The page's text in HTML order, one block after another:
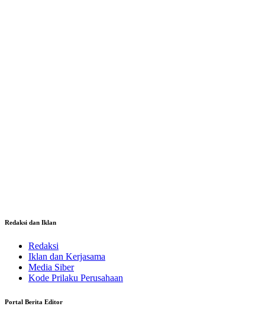
Redaksi dan Iklan
Redaksi
Iklan dan Kerjasama
Media Siber
Kode Prilaku Perusahaan
Portal Berita Editor